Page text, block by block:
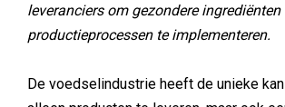
leveranciers om gezondere
productieprocessen te implementeren.
De voedselindustrie heeft de unieke